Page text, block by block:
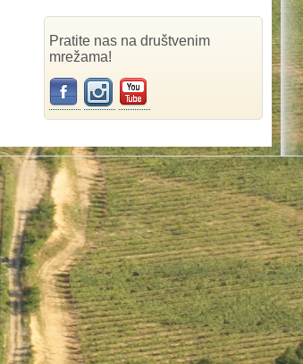
Pratite nas na društvenim
mrežama!